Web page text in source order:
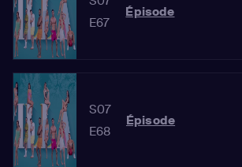
E67
Épisode
S07
E68
Épisode